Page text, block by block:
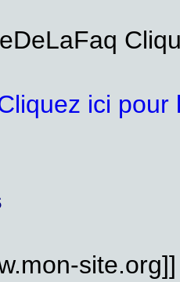
ici pour
site.org]]